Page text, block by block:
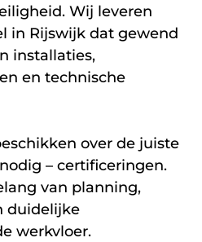
Wij leveren
in Rijswijk dat gewend
installaties,
en technische
over de juiste
– certificeringen.
van planning,
duidelijke
werkvloer.